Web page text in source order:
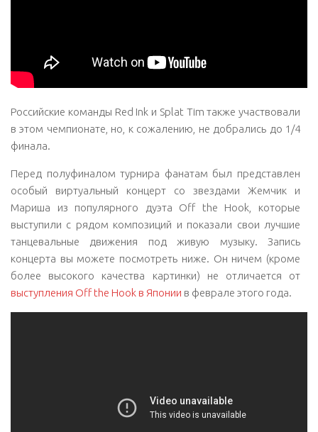
Российские команды Red Ink и Splat Tim также участвовали
в этом чемпионате, но, к сожалению, не добрались до 1/4
финала.
Перед полуфиналом турнира фанатам был представлен
особый виртуальный концерт со звездами Жемчик и
Мариша из популярного дуэта Off the Hook, которые
выступили с рядом композиций и показали свои лучшие
танцевальные движения под живую музыку. Запись
концерта вы можете посмотреть ниже. Он ничем (кроме
более высокого качества картинки) не отличается от
выступления Off the Hook в Японии в феврале этого года.